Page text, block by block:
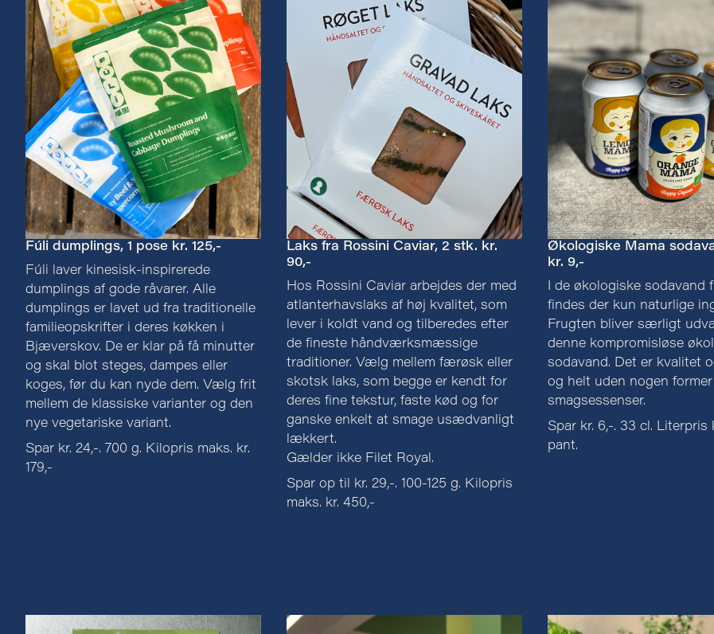
Fúli dumplings, 1 pose kr. 125,-
Fúli laver kinesisk-inspirerede
dumplings af gode råvarer. Alle
dumplings er lavet ud fra traditionelle
familieopskrifter i deres køkken i
Bjæverskov. De er klar på få minutter
og skal blot steges, dampes eller
koges, før du kan nyde dem. Vælg frit
mellem de klassiske varianter og den
nye vegetariske variant.
Spar kr. 24,-. 700 g. Kilopris maks. kr.
179,-
Laks fra Rossini Caviar, 2 stk. kr.
90,-
Hos Rossini Caviar arbejdes der med
atlanterhavslaks af høj kvalitet, som
lever i koldt vand og tilberedes efter
de fineste håndværksmæssige
traditioner. Vælg mellem færøsk eller
skotsk laks, som begge er kendt for
deres fine tekstur, faste kød og for
ganske enkelt at smage usædvanligt
lækkert.
Gælder ikke Filet Royal.
Spar op til kr. 29,-. 100-125 g. Kilopris
maks. kr. 450,-
Økologiske Mama
kr. 9,-
I de økologiske sodavand
findes der kun naturlige
Frugten bliver særligt
denne kompromisløse
sodavand. Det er kvalitet
og helt uden nogen
smagsessenser.
Spar kr. 6,-. 33 cl. Literpris
pant.